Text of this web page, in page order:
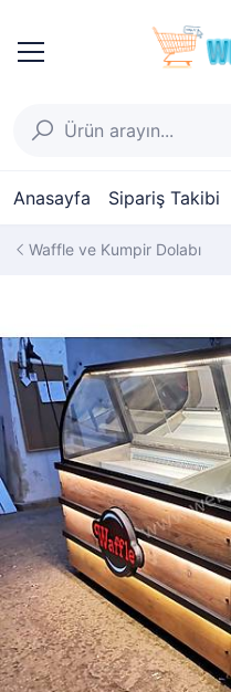
Anasayfa Sipariş Takibi
Waffle ve Kumpir Dolabı